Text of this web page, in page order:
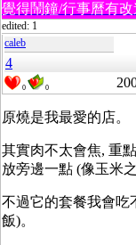
覺得鬧鐘/行事曆有
edited: 1
caleb
4
0 0
原燒是我最愛的店。
其實肉不太會焦, 重
放旁邊一點 (像玉米
不過它的套餐我會吃
飯)。